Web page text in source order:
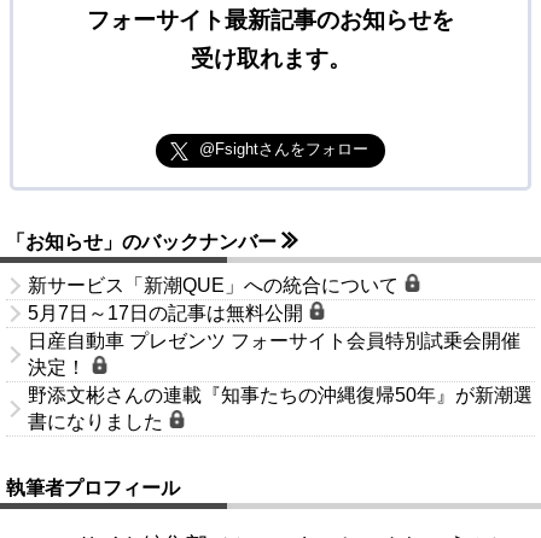
フォーサイト最新記事のお知らせを
受け取れます。
@Fsightさんをフォロー
「お知らせ」のバックナンバー
新サービス「新潮QUE」への統合について
5月7日～17日の記事は無料公開
日産自動車 プレゼンツ フォーサイト会員特別試乗会開催
決定！
野添文彬さんの連載『知事たちの沖縄復帰50年』が新潮選
書になりました
執筆者プロフィール